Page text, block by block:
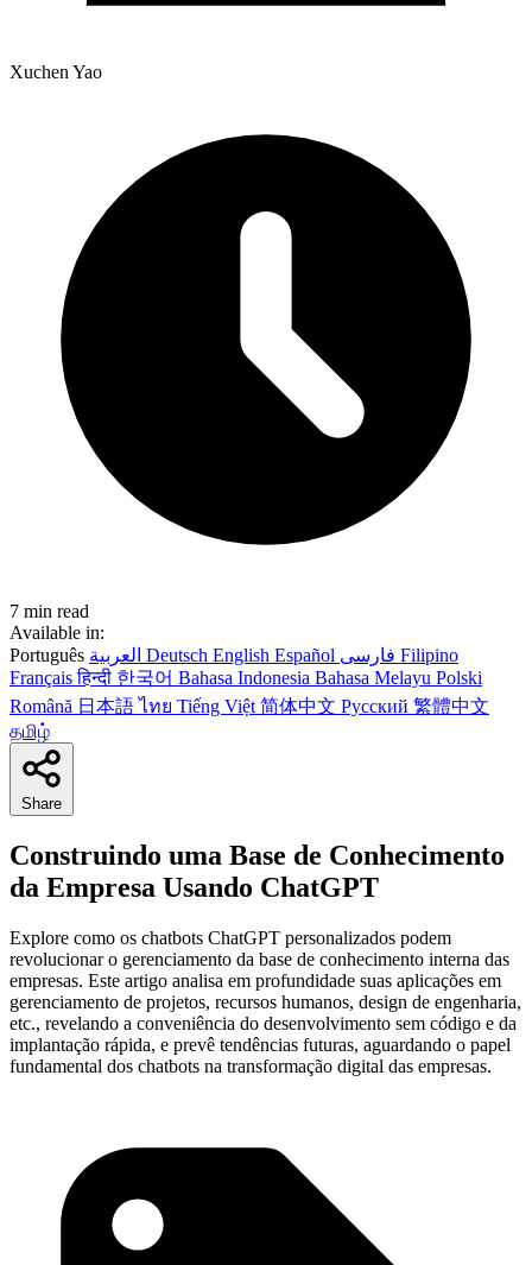
Xuchen Yao
7 min read
Available in:
Português
Deutsch English Español
Filipino
Françaisहिन्दी 한국어 Bahasa Indonesia Bahasa Melayu Polski
Română 日本語ไทย Tiếng Việt 简体中文 Русский 繁體中文
தமிழ்
Share
Construindo uma Base de Conhecimento
da Empresa Usando ChatGPT
Explore como os chatbots ChatGPT personalizados podem
revolucionar o gerenciamento da base de conhecimento interna das
empresas. Este artigo analisa em profundidade suas aplicações em
gerenciamento de projetos, recursos humanos, design de engenharia,
etc., revelando a conveniência do desenvolvimento sem código e da
implantação rápida, e prevê tendências futuras, aguardando o papel
fundamental dos chatbots na transformação digital das empresas.